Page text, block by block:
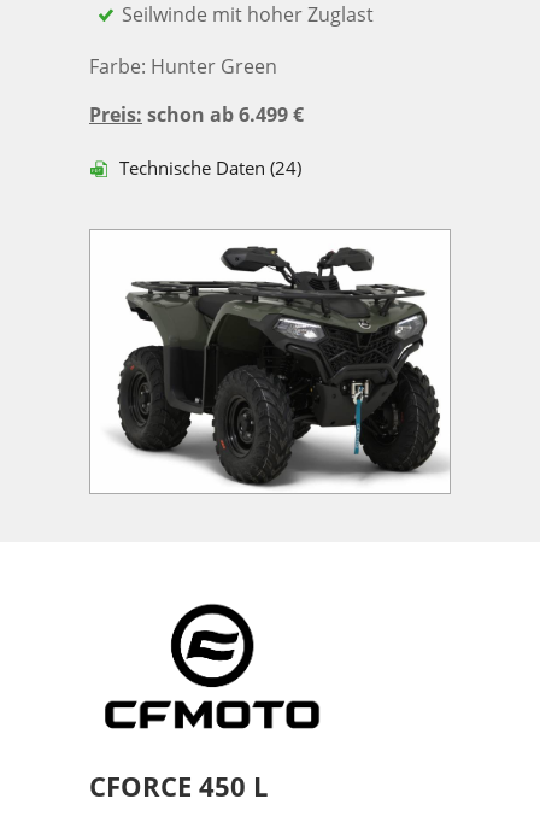
Seilwinde mit hoher Zuglast
Farbe: Hunter Green
Preis: schon ab 6.499 €
Technische Daten (24)
CFORCE 450 L